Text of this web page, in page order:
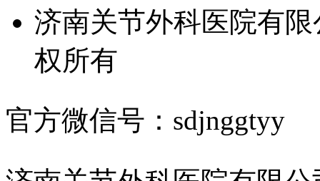
济南关节外科医院有
权所有
官方微信号：sdjnggtyy